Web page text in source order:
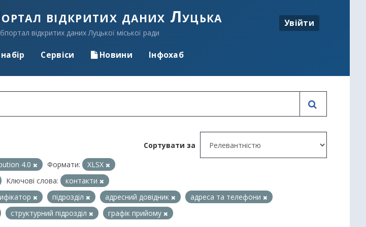
відкритих даних Луцька
відкритих даних Луцької міської ради
Увійти
Сервіси Новини Інфохаб
Сортувати за
4.0 Формати:
XLSX
Ключові слова:
контакти
підрозділ адресний довідник
адреса та телефони
структурний підрозділ графік прийому